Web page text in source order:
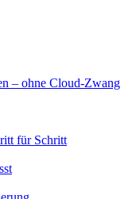
– ohne Cloud-Zwang
für Schritt